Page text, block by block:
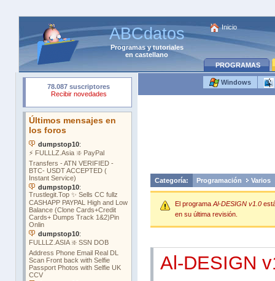
ABCdatos
Programasytutoriales
en castellano
Inicio
PROGRAMAS
Windows
Categoría: Programación Varios
El programa Al-DESIGN v1.0
en su última revisión.
Al-DESIGN